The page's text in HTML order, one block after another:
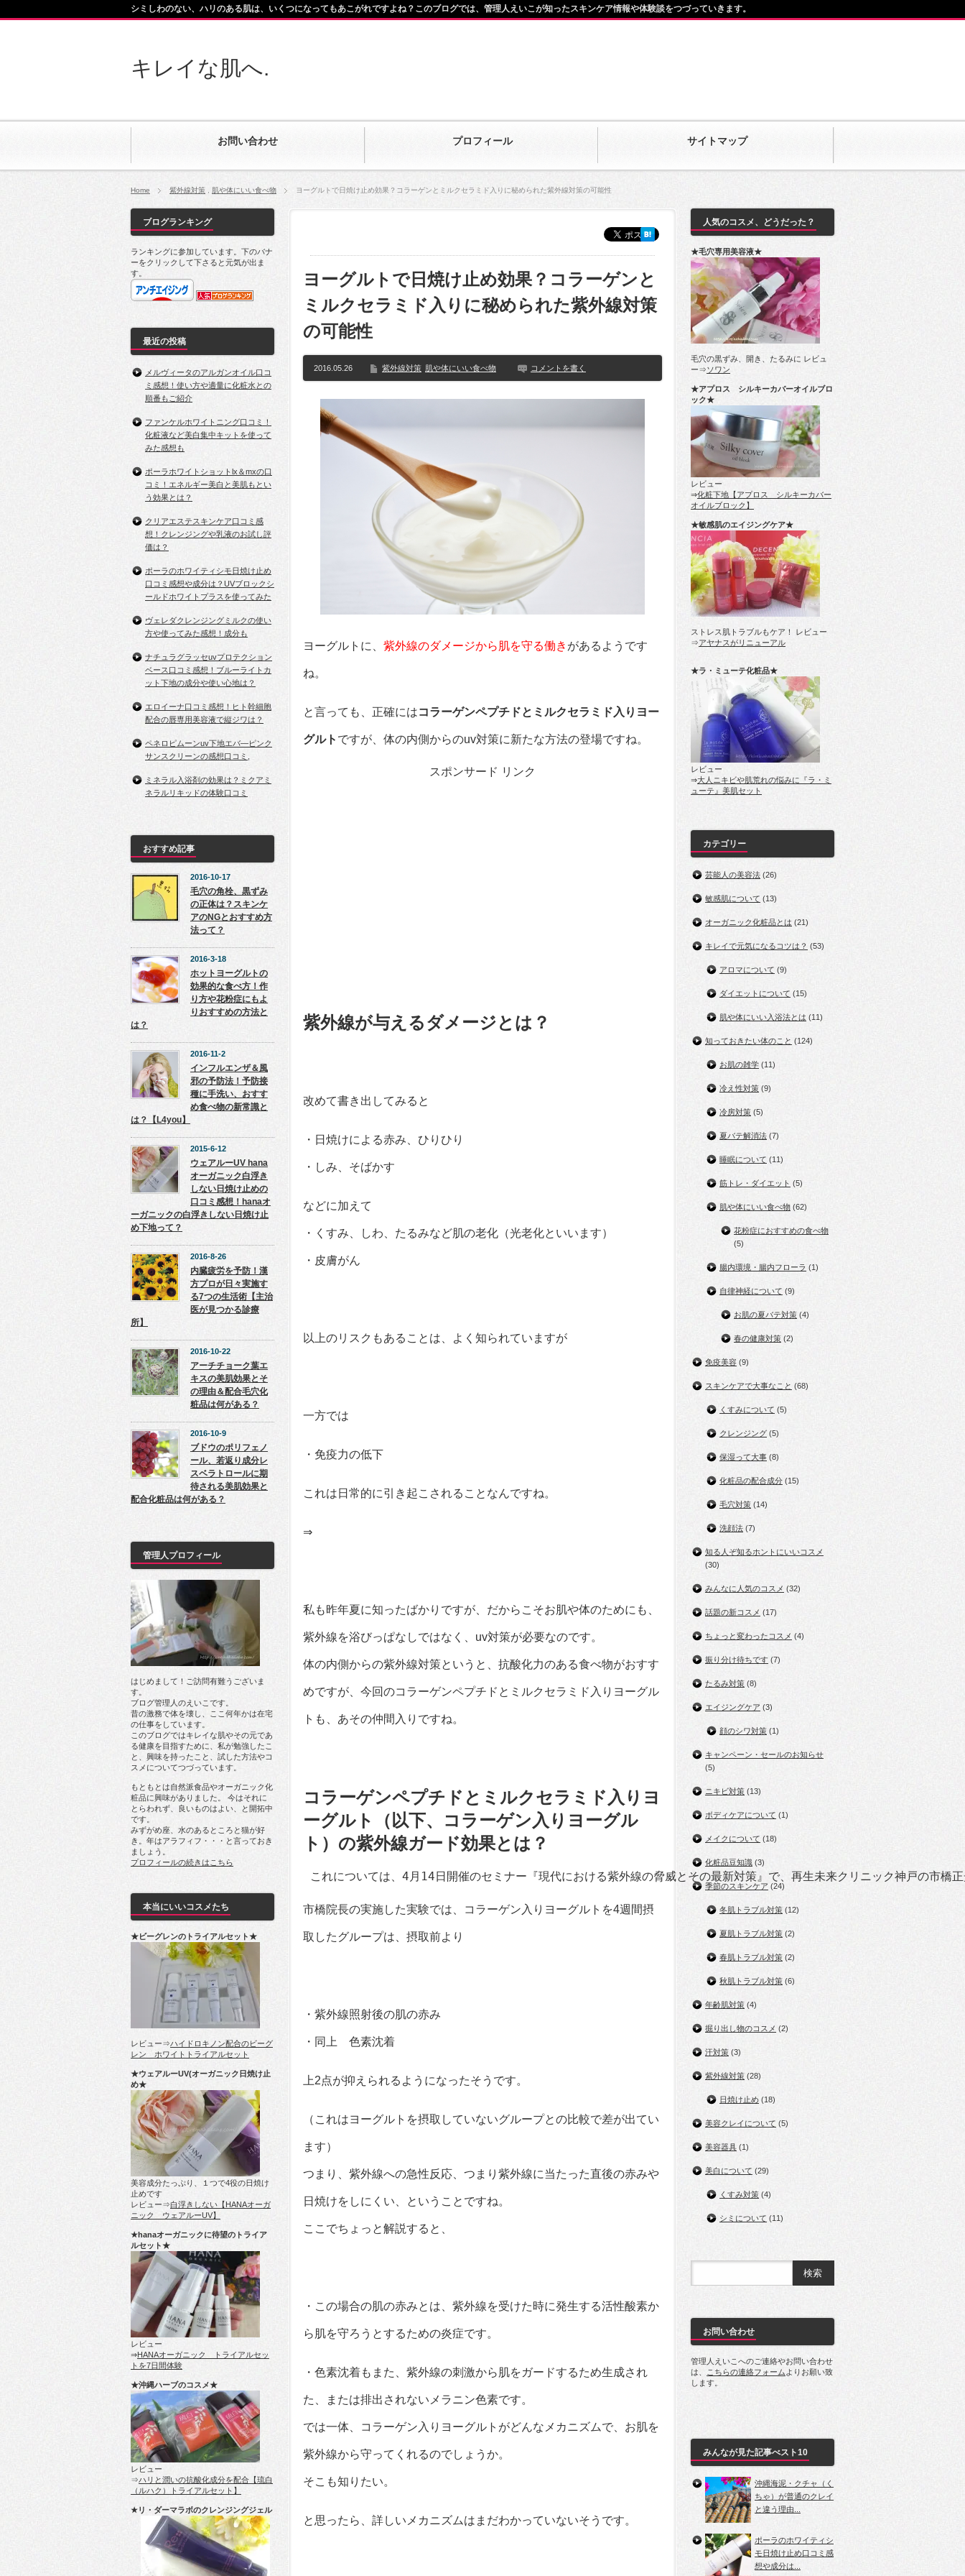
キレイな肌へ.
お問い合わせ プロフィール サイトマップ
シミしわのない、ハリのある肌は、いくつになってもあこがれですよね？このブログでは、管理人えいこが知ったスキンケア情報や体験談をつづっていきます。
Home 紫外線対策 肌や体にいい食べ物 ヨーグルトで日焼け止め効果？コラーゲンとミルクセラミド入りに秘められた紫外線対策の可能性
ヨーグルトで日焼け止め効果？コラーゲンと
ミルクセラミド入りに秘められた紫外線対策
の可能性
2016.05.26 紫外線対策 肌や体にいい食べ物 コメントを書く
ヨーグルトに、 紫外線のダメージから肌を守る働き があるようです
ね。
と言っても、正確にはコラーゲンペプチドとミルクセラミド入りヨー
グルト ですが、体の内側からのuv対策に新たな方法の登場ですね。
スポンサード リンク
紫外線が与えるダメージとは？
改めて書き出してみると
・日焼けによる赤み、ひりひり
・しみ、そばかす
などに加えて
・くすみ、しわ、たるみなど肌の老化（光老化といいます）
・皮膚がん
以上のリスクもあることは、よく知られていますが
一方では
・免疫力の低下
これは日常的に引き起こされることなんですね。
⇒
私も昨年夏に知ったばかりですが、だからこそお肌や体のためにも、
紫外線を浴びっぱなしではなく、uv対策が必要なのです。
体の内側からの紫外線対策というと、抗酸化力のある食べ物がおすす
めですが、今回のコラーゲンペプチドとミルクセラミド入りヨーグル
トも、あその仲間入りですね。
コラーゲンペプチドとミルクセラミド入りヨ
ーグルト（以下、コラーゲン入りヨーグル
ト）の紫外線ガード効果とは？
これについては、4月14日開催のセミナー『現代における紫外線の脅威とその最新対策』で、再生未来クリニック神戸の市橋
市橋院長の実施した実験では、コラーゲン入りヨーグルトを4週間摂
取したグループは、摂取前より
・紫外線照射後の肌の赤み
・同上 色素沈着
上2点が抑えられるようになったそうです。
（これはヨーグルトを摂取していないグループとの比較で差が出てい
ます）
つまり、紫外線への急性反応、つまり紫外線に当たった直後の赤みや
日焼けをしにくい、ということですね。
ここでちょっと解説すると、
・この場合の肌の赤みとは、紫外線を受けた時に発生する活性酸素か
ら肌を守ろうとするための炎症です。
・色素沈着もまた、紫外線の刺激から肌をガードするため生成され
た、または排出されないメラニン色素です。
では一体、コラーゲン入りヨーグルトがどんなメカニズムで、お肌を
紫外線から守ってくれるのでしょうか。
そこも知りたい。
と思ったら、詳しいメカニズムはまだわかっていないそうです。
ブログランキング
ランキングに参加しています。下のバナ
ーをクリックして下さると元気が出ま
す。
最近の投稿
メルヴィータのアルガンオイル口コ
ミ感想！使い方や適量に化粧水との
順番もご紹介
ファンケルホワイトニング口コミ！
化粧液など美白集中キットを使って
みた感想も
ポーラホワイトショットlx＆mxの口
コミ！エネルギー美白と美肌もとい
う効果とは？
クリアエステスキンケア口コミ感
想！クレンジングや乳液のお試し評
価は？
ポーラのホワイティシモ日焼け止め
口コミ感想や成分は？UVブロックシ
ールドホワイトプラスを使ってみた
ヴェレダクレンジングミルクの使い
方や使ってみた感想！成分も
ナチュラグラッセuvプロテクション
ベース口コミ感想！ブルーライトカ
ット下地の成分や使い心地は？
エロイーナ口コミ感想！ヒト幹細胞
配合の唇専用美容液で縦ジワは？
ペネロピムーンuv下地エバ―ピンク
サンスクリーンの感想口コミ,
ミネラル入浴剤の効果は？ミクアミ
ネラルリキッドの体験口コミ
おすすめ記事
2016-10-17
毛穴の角栓、黒ずみ
の正体は？スキンケ
アのNGとおすすめ方
法って？
2016-3-18
ホットヨーグルトの
効果的な食べ方！作
り方や花粉症にもよ
りおすすめの方法と
は？
2016-11-2
インフルエンザ＆風
邪の予防法！予防接
種に手洗い、おすす
め食べ物の新常識と
は？【L4you】
2015-6-12
ウェアルーUV hana
オーガニック白浮き
しない日焼け止めの
口コミ感想！hanaオ
ーガニックの白浮きしない日焼け止
め下地って？
2016-8-26
内臓疲労を予防！漢
方プロが日々実施す
る7つの生活術【主治
医が見つかる診療
所】
2016-10-22
アーチチョーク葉エ
キスの美肌効果とそ
の理由＆配合毛穴化
粧品は何がある？
2016-10-9
ブドウのポリフェノ
ール、若返り成分レ
スベラトロールに期
待される美肌効果と
配合化粧品は何がある？
管理人プロフィール
はじめまして！ご訪問有難うございま
す。
ブログ管理人のえいこです。
昔の激務で体を壊し、ここ何年かは在宅
の仕事をしています。
このブログではキレイな肌やその元であ
る健康を目指すために、私が勉強したこ
と、興味を持ったこと、試した方法やコ
スメについてつづっています。
もともとは自然派食品やオーガニック化
粧品に興味がありました。 今はそれに
とらわれず、良いものはよい、と開拓中
です。
みずがめ座、水のあるところと猫が好
き。年はアラフィフ・・・と言っておき
ましょう。
プロフィールの続きはこちら
本当にいいコスメたち
★ビーグレンのトライアルセット★
レビュー⇒ハイドロキノン配合のビーグ
レン ホワイトトライアルセット
★ウェアルーUV(オーガニック日焼け止
め★
美容成分たっぷり、１つで4役の日焼け
止めです
レビュー⇒白浮きしない【HANAオーガ
ニック ウェアルーUV】
★hanaオーガニックに待望のトライア
ルセット★
レビュー
⇒HANAオーガニック トライアルセッ
トを7日間体験
★沖縄ハーブのコスメ★
レビュー
⇒ハリと潤いの抗酸化成分を配合【琉白
（ルハク）トライアルセット】
★リ・ダーマラボのクレンジングジェル
人気のコスメ、どうだった？
★毛穴専用美容液★
毛穴の黒ずみ、開き、たるみに レビュ
ー⇒ソワン
★アプロス シルキーカバーオイルブロ
ック★
レビュー
⇒化粧下地【アプロス シルキーカバー
オイルブロック】
★敏感肌のエイジングケア★
ストレス肌トラブルもケア！ レビュー
⇒アヤナスがリニューアル
★ラ・ミューテ化粧品★
レビュー
⇒大人ニキビや肌荒れの悩みに『ラ・ミ
ューテ』美肌セット
カテゴリー
芸能人の美容法 (26)
敏感肌について (13)
オーガニック化粧品とは (21)
キレイで元気になるコツは？ (53)
アロマについて (9)
ダイエットについて (15)
肌や体にいい入浴法とは (11)
知っておきたい体のこと (124)
お肌の雑学 (11)
冷え性対策 (9)
冷房対策 (5)
夏バテ解消法 (7)
睡眠について (11)
筋トレ・ダイエット (5)
肌や体にいい食べ物 (62)
花粉症におすすめの食べ物
(5)
腸内環境・腸内フローラ (1)
自律神経について (9)
お肌の夏バテ対策 (4)
春の健康対策 (2)
免疫美容 (9)
スキンケアで大事なこと (68)
くすみについて (5)
クレンジング (5)
保湿って大事 (8)
化粧品の配合成分 (15)
毛穴対策 (14)
洗顔法 (7)
知る人ぞ知るホントにいいコスメ
(30)
みんなに人気のコスメ (32)
話題の新コスメ (17)
ちょっと変わったコスメ (4)
振り分け待ちです (7)
たるみ対策 (8)
エイジングケア (3)
顔のシワ対策 (1)
キャンペーン・セールのお知らせ
(5)
ニキビ対策 (13)
ボディケアについて (1)
メイクについて (18)
化粧品豆知識 (3)
季節のスキンケア (24)
冬肌トラブル対策 (12)
夏肌トラブル対策 (2)
春肌トラブル対策 (2)
秋肌トラブル対策 (6)
年齢肌対策 (4)
掘り出し物のコスメ (2)
汗対策 (3)
紫外線対策 (28)
日焼け止め (18)
美容クレイについて (5)
美容器具 (1)
美白について (29)
くすみ対策 (4)
シミについて (11)
お問い合わせ
管理人えいこへのご連絡やお問い合わせ
は、
こちらの連絡フォーム よりお願い致
します。
みんなが見た記事べスト10
沖縄海泥・クチャ（く
ちゃ）が普通のクレイ
と違う理由...
ポーラのホワイティシ
モ日焼け止め口コミ感
想や成分は...